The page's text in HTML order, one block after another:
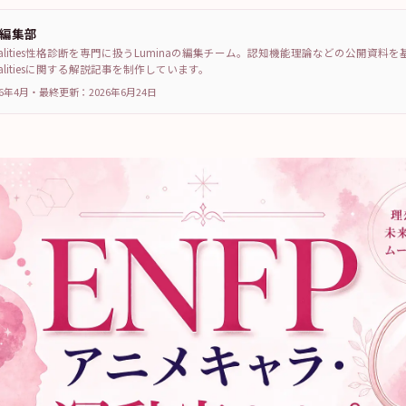
集部
性格診断を専門に扱うLuminaの編集チーム。認知機能理論などの公開資料を
に関する解説記事を制作しています。
4月 ・ 最終更新： 2026年6月24日